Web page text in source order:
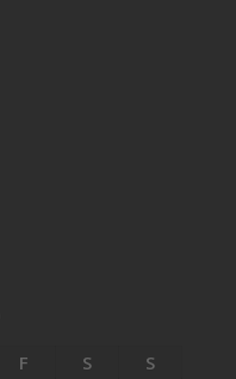
F S
S